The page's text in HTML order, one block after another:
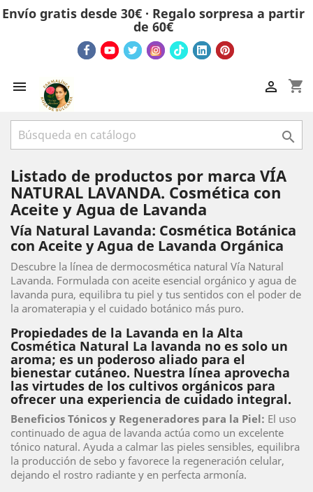
Envío gratis desde 30€ · Regalo sorpresa a partir
de 60€
 shopping_cart


Listado de productos por marca VÍA
NATURAL LAVANDA. Cosmética con
Aceite y Agua de Lavanda
Vía Natural Lavanda: Cosmética Botánica
con Aceite y Agua de Lavanda Orgánica
Descubre la línea de dermocosmética natural Vía Natural
Lavanda. Formulada con aceite esencial orgánico y agua de
lavanda pura, equilibra tu piel y tus sentidos con el poder de
la aromaterapia y el cuidado botánico más puro.
Propiedades de la Lavanda en la Alta
Cosmética Natural La lavanda no es solo un
aroma; es un poderoso aliado para el
bienestar cutáneo. Nuestra línea aprovecha
las virtudes de los cultivos orgánicos para
ofrecer una experiencia de cuidado integral.
Beneficios Tónicos y Regeneradores para la Piel: El uso
continuado de agua de lavanda actúa como un excelente
tónico natural. Ayuda a calmar las pieles sensibles, equilibra
la producción de sebo y favorece la regeneración celular,
dejando el rostro radiante y en perfecta armonía.